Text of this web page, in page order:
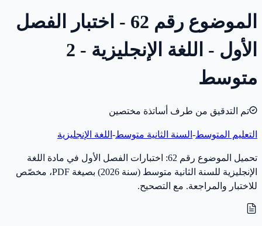
الموضوع رقم 62 - اختبار الفصل
الأول - اللغة الإنجليزية - 2
متوسط
تم التدقيق من طرف أساتذة مختصين
التعليم المتوسط- السنة الثانية متوسط- اللغة الإنجليزية
تحميل الموضوع رقم 62: اختبارات الفصل الأول في مادة اللغة
الإنجليزية للسنة الثانية متوسط (سنة 2026) بصيغة PDF، مخصّص
للاختبار والمراجعة. مع التصحيح.